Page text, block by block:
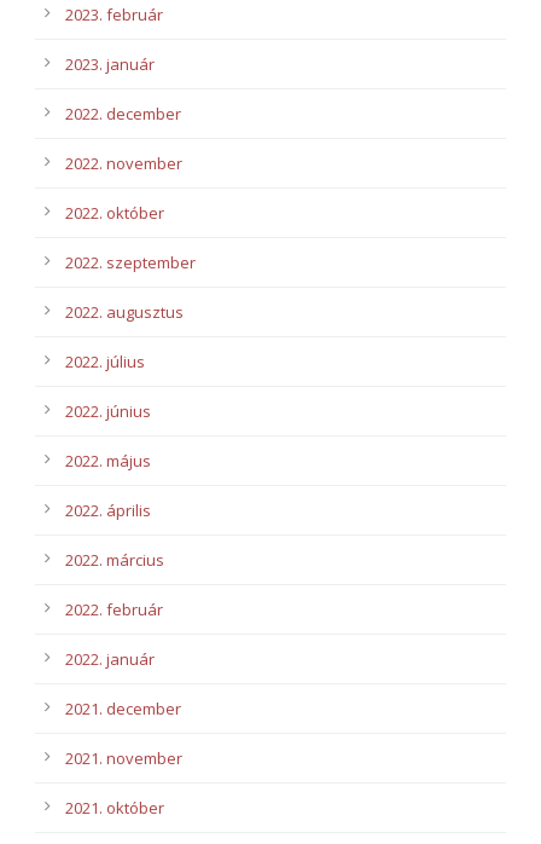
2023. február
2023. január
2022. december
2022. november
2022. október
2022. szeptember
2022. augusztus
2022. július
2022. június
2022. május
2022. április
2022. március
2022. február
2022. január
2021. december
2021. november
2021. október